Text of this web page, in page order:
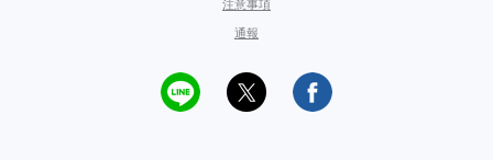
注意事項
通報